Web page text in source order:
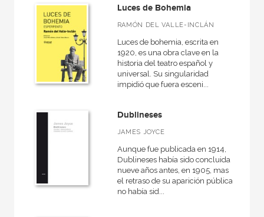
Luces de Bohemia
RAMÓN DEL VALLE-INCLÁN
Luces de bohemia, escrita en
1920, es una obra clave en la
historia del teatro español y
universal. Su singularidad
impidió que fuera esceni...
Dublineses
JAMES JOYCE
Aunque fue publicada en 1914,
Dublineses había sido concluida
nueve años antes, en 1905, mas
el retraso de su aparición pública
no había sid...